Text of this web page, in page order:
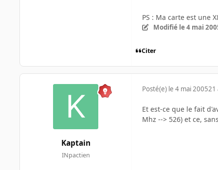
PS : Ma carte est une
Modifié le 4 mai
Citer
Kaptain
INpactien
Posté(e) le 4 mai 200521
Et est-ce que le fait
Mhz --> 526) et ce,